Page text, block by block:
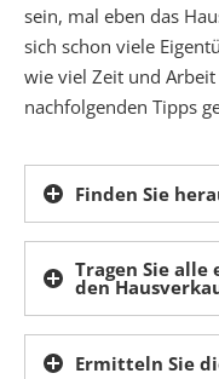
sein, mal eben das
sich schon viele
wie viel Zeit und
nachfolgenden Tipps
Finden Sie
Tragen Sie
den
Ermitteln Sie